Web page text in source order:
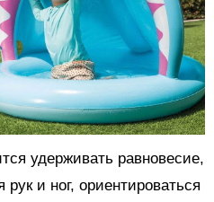
удерживать равновесие,
и ног, ориентироваться